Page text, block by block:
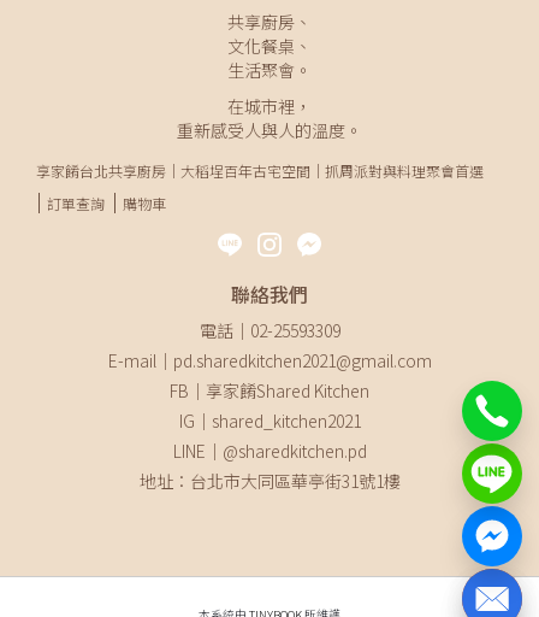
共享廚房、
文化餐桌、
生活聚會。
在城市裡，
重新感受人與人的溫度。
享家餚台北共享廚房｜大稻埕百年古宅空間｜抓周派對與料理聚會首選
訂單查詢
購物車
聯絡我們
電話｜02-25593309
E-mail｜pd.sharedkitchen2021@gmail.com
FB｜享家餚Shared Kitchen
IG｜shared_kitchen2021
LINE｜@sharedkitchen.pd
地址：台北市大同區華亭街31號1樓